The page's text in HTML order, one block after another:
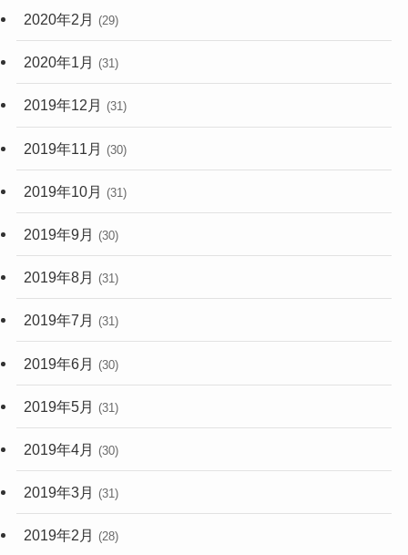
2020年2月 (29)
2020年1月 (31)
2019年12月 (31)
2019年11月 (30)
2019年10月 (31)
2019年9月 (30)
2019年8月 (31)
2019年7月 (31)
2019年6月 (30)
2019年5月 (31)
2019年4月 (30)
2019年3月 (31)
2019年2月 (28)